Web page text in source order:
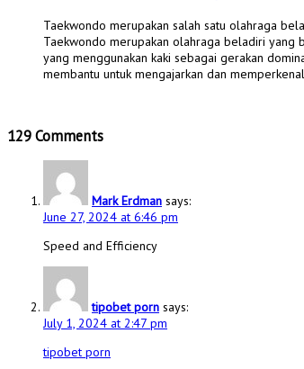
Taekwondo merupakan salah satu olahraga
Taekwondo merupakan olahraga beladiri yang
yang menggunakan kaki sebagai gerakan
membantu untuk mengajarkan dan
129 Comments
Mark Erdman says:
June 27, 2024 at 6:46 pm
Speed and Efficiency
tipobet porn says:
July 1, 2024 at 2:47 pm
tipobet porn